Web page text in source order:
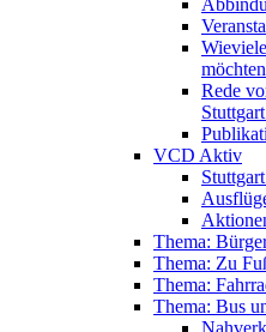
möchten
Rede
VCD Aktiv
Thema:
Thema: Zu
Thema:
Thema: Bus